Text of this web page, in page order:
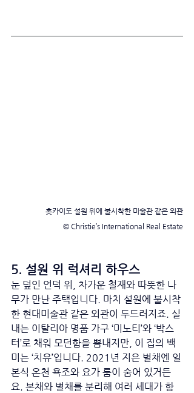
홋카이도 설원 위에 불시착한 미술관 같은 외관
© Christie’s International Real Estate
5. 설원 위 럭셔리 하우스
눈 덮인 언덕 위, 차가운 철재와 따뜻한 나
무가 만난 주택입니다. 마치 설원에 불시착
한 현대미술관 같은 외관이 두드러지죠. 실
내는 이탈리아 명품 가구 ‘미노티’와 ‘박스
터’로 채워 모던함을 뽐내지만, 이 집의 백
미는 ‘치유’입니다. 2021년 지은 별채엔 일
본식 온천 욕조와 요가 룸이 숨어 있거든
요. 본채와 별채를 분리해 여러 세대가 함